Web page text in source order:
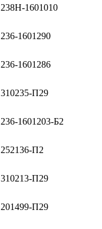
238Н-1601010
236-1601290
236-1601286
310235-П29
236-1601203-Б2
252136-П2
310213-П29
201499-П29